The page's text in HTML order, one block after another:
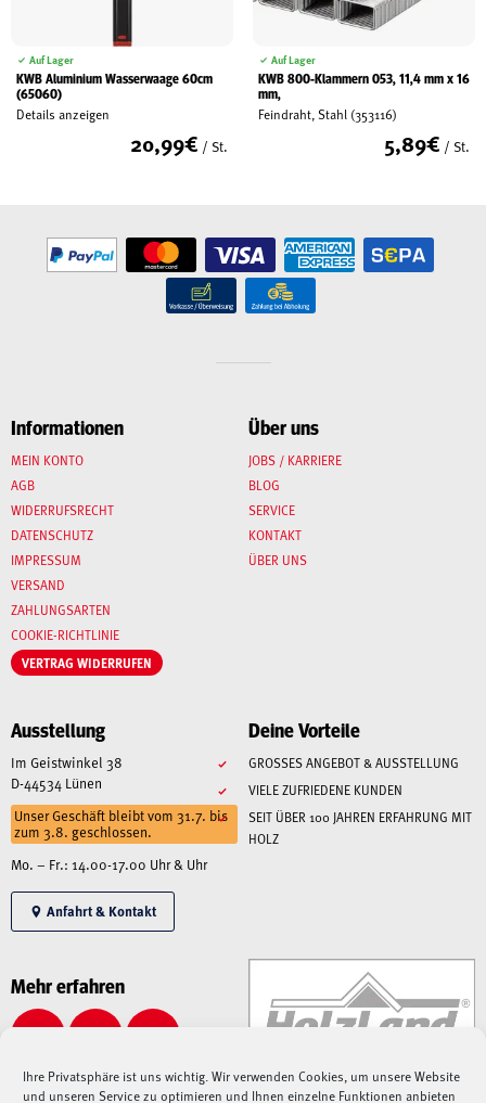
Ihre Privatsphäre ist uns wichtig. Wir verwenden Cookies, um unsere Website
und unseren Service zu optimieren und Ihnen einzelne Funktionen anbieten
Auf Lager
KWB Aluminium Wasserwaage 60cm
(65060)
Details anzeigen
20,99€ / St.
Auf Lager
KWB 800-Klammern 053, 11,4 mm x 16
mm,
Feindraht, Stahl (353116)
5,89€ / St.
Informationen
MEIN KONTO
AGB
WIDERRUFSRECHT
DATENSCHUTZ
IMPRESSUM
VERSAND
ZAHLUNGSARTEN
COOKIE-RICHTLINIE
VERTRAG WIDERRUFEN
Über uns
JOBS / KARRIERE
BLOG
SERVICE
KONTAKT
ÜBER UNS
Ausstellung
Im Geistwinkel 38
D-44534 Lünen
Unser Geschäft bleibt vom 31.7. bis
zum 3.8. geschlossen.
Mo. – Fr.: 14.00-17.00 Uhr & Uhr
Anfahrt & Kontakt
Deine Vorteile
GROSSES ANGEBOT & AUSSTELLUNG
VIELE ZUFRIEDENE KUNDEN
SEIT ÜBER 100 JAHREN ERFAHRUNG MIT
HOLZ
Mehr erfahren